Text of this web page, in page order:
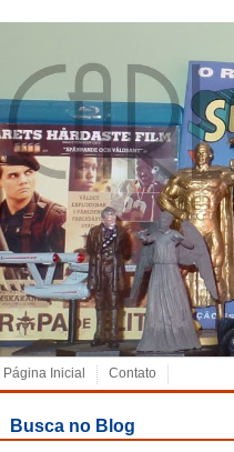
Página Inicial Contato
Busca no Blog